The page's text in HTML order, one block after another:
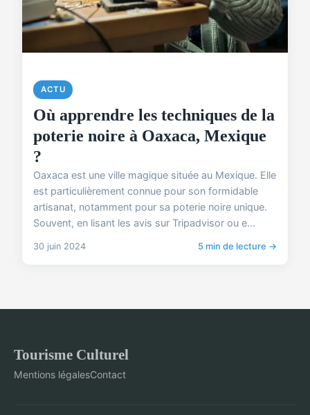
ACTU
Où apprendre les techniques de la
poterie noire à Oaxaca, Mexique
?
Oaxaca est une ville magique située au Mexique. Elle
est particulièrement connue pour son formidable
artisanat, notamment pour sa poterie noire unique.
Souvent, en lisant les avis sur Tripadvisor ou e...
30 juin 2024 5 min de lecture →
Tourisme Culturel
Mentions légalesContact